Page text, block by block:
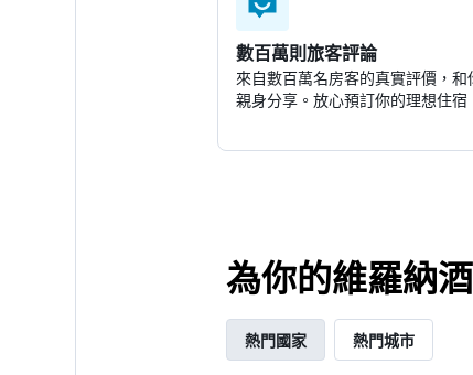
數百萬則旅客評論
來自數百萬名房客的真實評價，
親身分享。放心預訂你的理想住宿
為你的維羅納
熱門國家 熱門城市